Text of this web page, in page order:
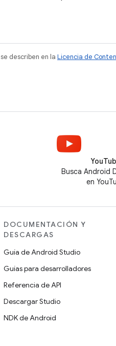
describen en la Licencia de
Busca Android
en
DOCUMENTACIÓN Y
DESCARGAS
Guía de Android Studio
Guías para desarrolladores
Referencia de API
Descargar Studio
NDK de Android